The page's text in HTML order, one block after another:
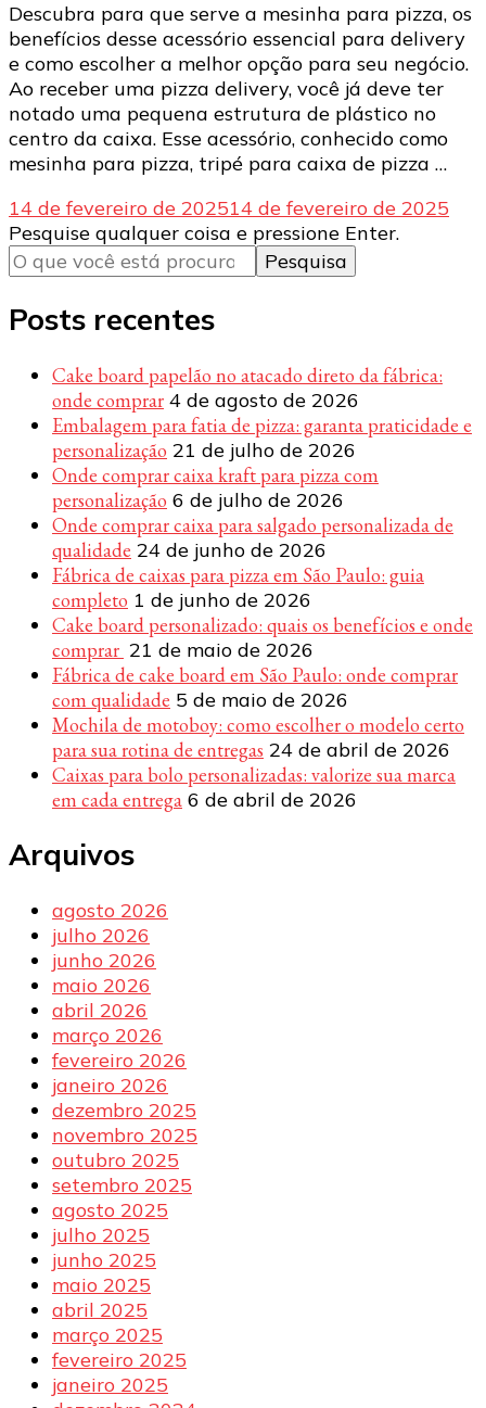
Descubra para que serve a mesinha para pizza, os
benefícios desse acessório essencial para delivery
e como escolher a melhor opção para seu negócio.
Ao receber uma pizza delivery, você já deve ter
notado uma pequena estrutura de plástico no
centro da caixa. Esse acessório, conhecido como
mesinha para pizza, tripé para caixa de pizza …
14 de fevereiro de 202514 de fevereiro de 2025
Procurando
algo?
Pesquise qualquer coisa e pressione Enter.
Posts recentes
Cake board papelão no atacado direto da fábrica:
onde comprar 4 de agosto de 2026
Embalagem para fatia de pizza: garanta praticidade e
personalização 21 de julho de 2026
Onde comprar caixa kraft para pizza com
personalização 6 de julho de 2026
Onde comprar caixa para salgado personalizada de
qualidade 24 de junho de 2026
Fábrica de caixas para pizza em São Paulo: guia
completo 1 de junho de 2026
Cake board personalizado: quais os benefícios e onde
comprar 21 de maio de 2026
Fábrica de cake board em São Paulo: onde comprar
com qualidade 5 de maio de 2026
Mochila de motoboy: como escolher o modelo certo
para sua rotina de entregas 24 de abril de 2026
Caixas para bolo personalizadas: valorize sua marca
em cada entrega 6 de abril de 2026
Arquivos
agosto 2026
julho 2026
junho 2026
maio 2026
abril 2026
março 2026
fevereiro 2026
janeiro 2026
dezembro 2025
novembro 2025
outubro 2025
setembro 2025
agosto 2025
julho 2025
junho 2025
maio 2025
abril 2025
março 2025
fevereiro 2025
janeiro 2025